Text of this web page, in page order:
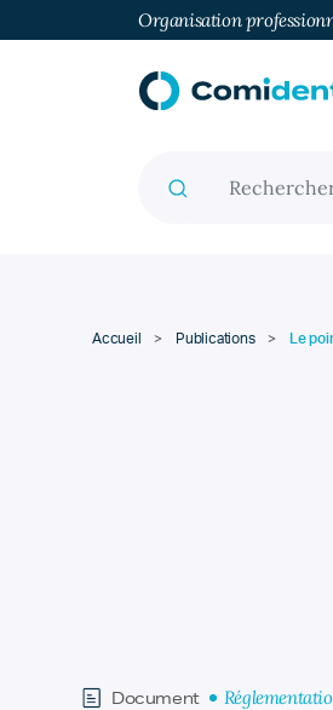
Organisation
Accueil > Publications > Le
Document